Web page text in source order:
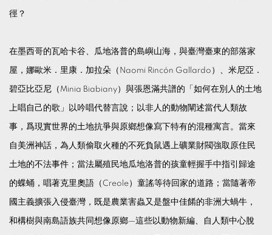
徑？
在墨西哥的瓦哈卡谷、瓜地洛普的島嶼山海，與臺灣臺東的部落家
屋，娜歐米．里康．加拉朵（Naomi Rincón Gallardo）、米尼亞．
碧亞比亞尼（Minia Biabiany）與張恩滿共譜的「如何在別人的土地
上唱自己的歌」以吟唱代替言說；以非人的動物闡述當代人類故
事，爲現實世界的土地抗爭與原鄉想像寫下特有的混種寓言。當來
自美洲神話，為人類偷取火種的不死負鼠遇上礦業財閥強取原住民
土地的不法事件；當法屬殖民地瓜地洛普的孩童輕握手中指引歸途
的蝶蛹，唱著克里奧語（Creole）童謠等待回家的道路；當隨著帝
國主義擴張入侵臺灣，既是農業害蟲又是盤中佳餚的非洲大蝸牛，
和構樹與南島語族共同想像原鄉—這些以動物新編、自人類中心脫